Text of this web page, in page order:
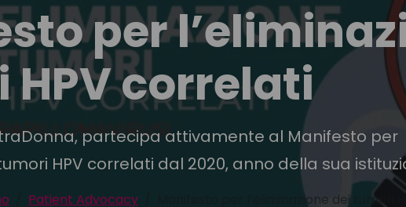
per
correlati
partecipa attivamente al Manifesto per
HPV correlati dal 2020, anno della sua
Patient Advocacy Manifesto per l’eliminazione dei tumori